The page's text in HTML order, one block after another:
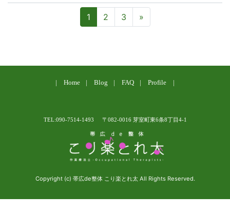
投稿ナビゲーション
1 2 3 »
Home Blog FAQ Profile
TEL:090-7514-1493 〒082-0016 芽室町東6条8丁目4-1
Copyright (c) 帯広de整体 こり楽とれ太 All Rights Reserved.